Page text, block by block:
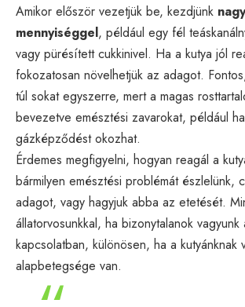
Amikor először vezetjük be, kezdjünk
mennyiséggel, például egy fél
vagy pürésített cukkinivel. Ha a kutya jól
fokozatosan növelhetjük az adagot.
túl sokat egyszerre, mert a magas
bevezetve emésztési zavarokat, például
gázképződést okozhat.
Érdemes megfigyelni, hogyan reagál a
bármilyen emésztési problémát észlelünk,
adagot, vagy hagyjuk abba az etetését.
állatorvosunkkal, ha bizonytalanok vagyunk
kapcsolatban, különösen, ha a kutyánknak
alapbetegsége van.